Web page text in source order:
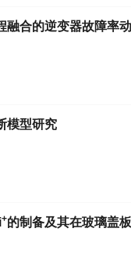
融合的逆变器故障率
模型研究
+的制备及其在玻璃盖